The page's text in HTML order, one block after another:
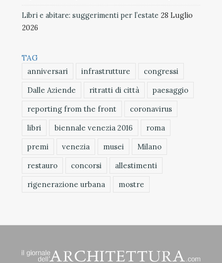
Libri e abitare: suggerimenti per l’estate 28 Luglio
2026
TAG
anniversari
infrastrutture
congressi
Dalle Aziende
ritratti di città
paesaggio
reporting from the front
coronavirus
libri
biennale venezia 2016
roma
premi
venezia musei
Milano
restauro
concorsi
allestimenti
rigenerazione urbana
mostre